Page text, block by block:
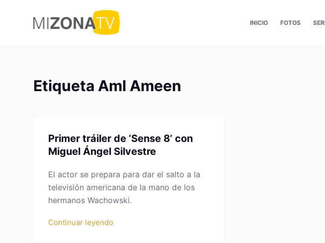
INICIO FOTOS
Etiqueta Aml Ameen
Primer tráiler de ‘Sense 8’ con
Miguel Ángel Silvestre
El actor se prepara para dar el salto a la
televisión americana de la mano de los
hermanos Wachowski.
Continuar leyendo